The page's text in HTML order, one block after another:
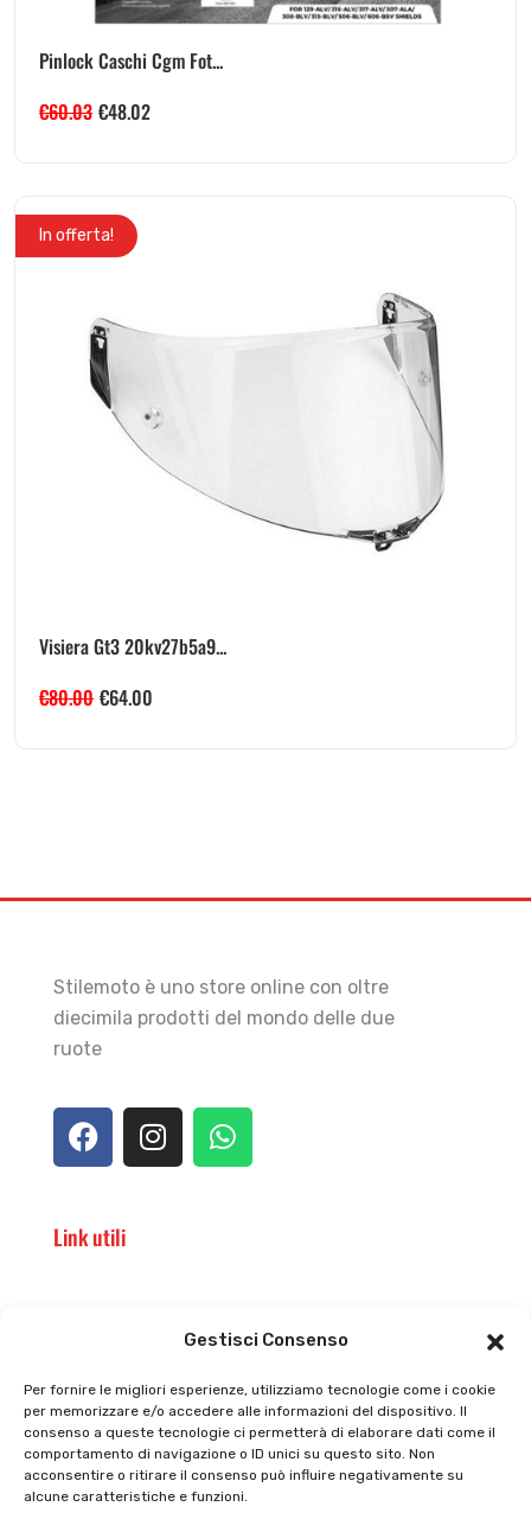
Gestisci Consenso
Per fornire le migliori esperienze, utilizziamo tecnologie come i cookie
per memorizzare e/o accedere alle informazioni del dispositivo. Il
consenso a queste tecnologie ci permetterà di elaborare dati come il
comportamento di navigazione o ID unici su questo sito. Non
acconsentire o ritirare il consenso può influire negativamente su
alcune caratteristiche e funzioni.
Pinlock Caschi Cgm Fot...
€60.03 €48.02
In offerta!
Visiera Gt3 20kv27b5a9...
€80.00 €64.00
Stilemoto è uno store online con oltre
diecimila prodotti del mondo delle due
ruote
Link utili
Privacy policy
Cookie policy
Tutti prodotti
Termini e condizioni